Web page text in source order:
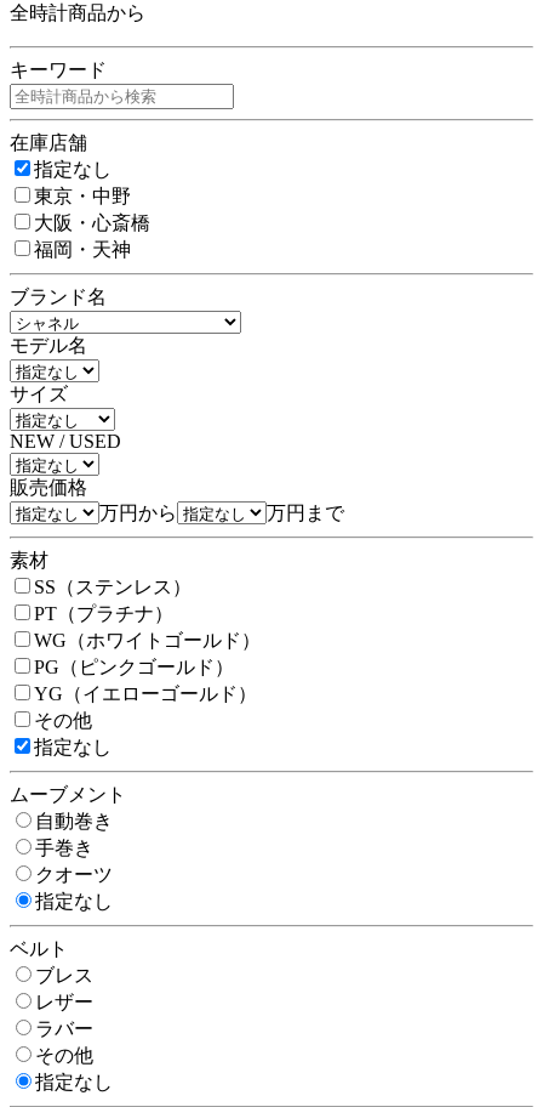
全時計商品から
キーワード
在庫店舗
指定なし
東京・中野
大阪・心斎橋
福岡・天神
ブランド名
モデル名
サイズ
NEW / USED
販売価格
万円から
万円まで
素材
SS（ステンレス）
PT（プラチナ）
WG（ホワイトゴールド）
PG（ピンクゴールド）
YG（イエローゴールド）
その他
指定なし
ムーブメント
自動巻き
手巻き
クオーツ
指定なし
ベルト
ブレス
レザー
ラバー
その他
指定なし